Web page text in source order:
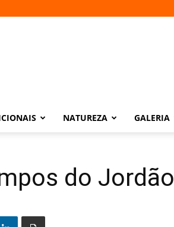
NATUREZA GALERIA
do Jordão